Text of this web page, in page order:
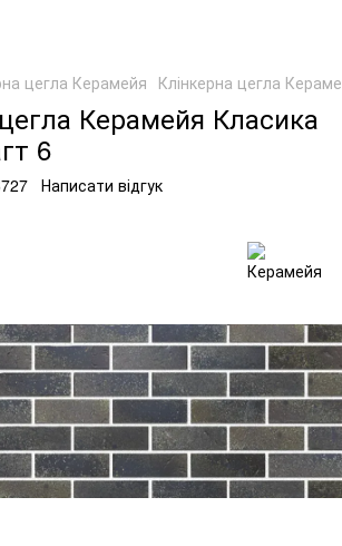
цегла Керамейя Клінкерна цегла
Керамейя Класика
6
Написати відгук